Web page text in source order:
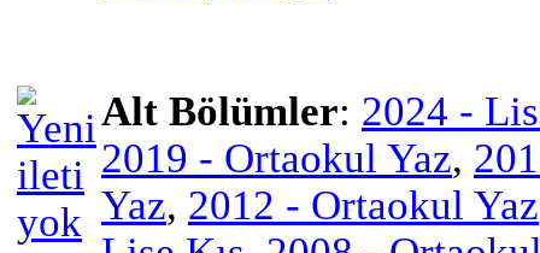
Alt Bölümler: 2024 -
2019 - Ortaokul Yaz,
Yaz, 2012 - Ortaokul Yaz